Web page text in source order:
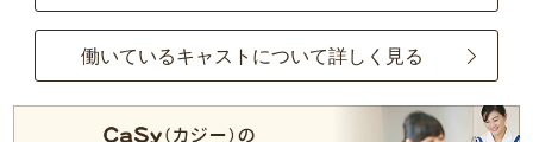
働いているキャストについて詳しく見る